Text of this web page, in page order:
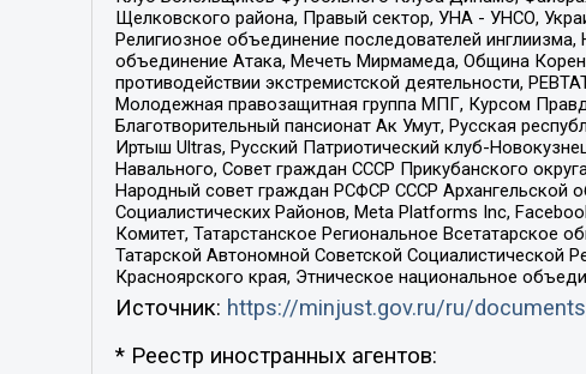
Щелковского района, Правый сектор, УНА - УНСО,
Религиозное объединение последователей
объединение Атака, Мечеть Мирмамеда, Община
противодействии экстремистской деятельности,
Молодежная правозащитная группа МПГ, Курсом
Благотворительный пансионат Ак Умут, Русская
Иртыш Ultras, Русский Патриотический клуб-
Навального, Совет граждан СССР Прикубанского
Народный совет граждан РСФСР СССР Архангельской
Социалистических Районов, Meta Platforms Inc,
Комитет, Татарстанское Региональное
Татарской Автономной Советской Социалистической
Красноярского края, Этническое национальное
Источник: https://minjust.gov.ru/ru/
* Реестр иностранных агентов: